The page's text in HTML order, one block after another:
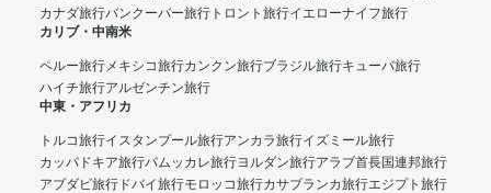
カナダ旅行バンクーバー旅行 トロント旅行イエローナイフ旅行
カリブ・中南米
ペルー旅行メキシコ旅行カンクン旅行ブラジル旅行キューバ旅行
ハイチ旅行アルゼンチン旅行
中東・アフリカ
トルコ旅行イスタンブール旅行アンカラ旅行イズミール旅行
カッパドキア旅行パムッカレ旅行ヨルダン旅行アラブ首長国連邦旅行
アブダビ旅行 ドバイ旅行モロッコ旅行カサブランカ旅行エジプト旅行